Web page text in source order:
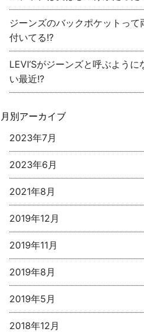
ジーンズのバックポケットって
付いてる!?
LEVI’Sがジーンズと呼ぶよう
い最近!?
月別アーカイブ
2023年7月
2023年6月
2021年8月
2019年12月
2019年11月
2019年8月
2019年5月
2018年12月